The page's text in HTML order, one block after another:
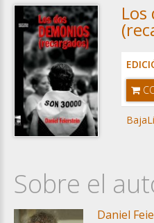
Sobre el
Daniel